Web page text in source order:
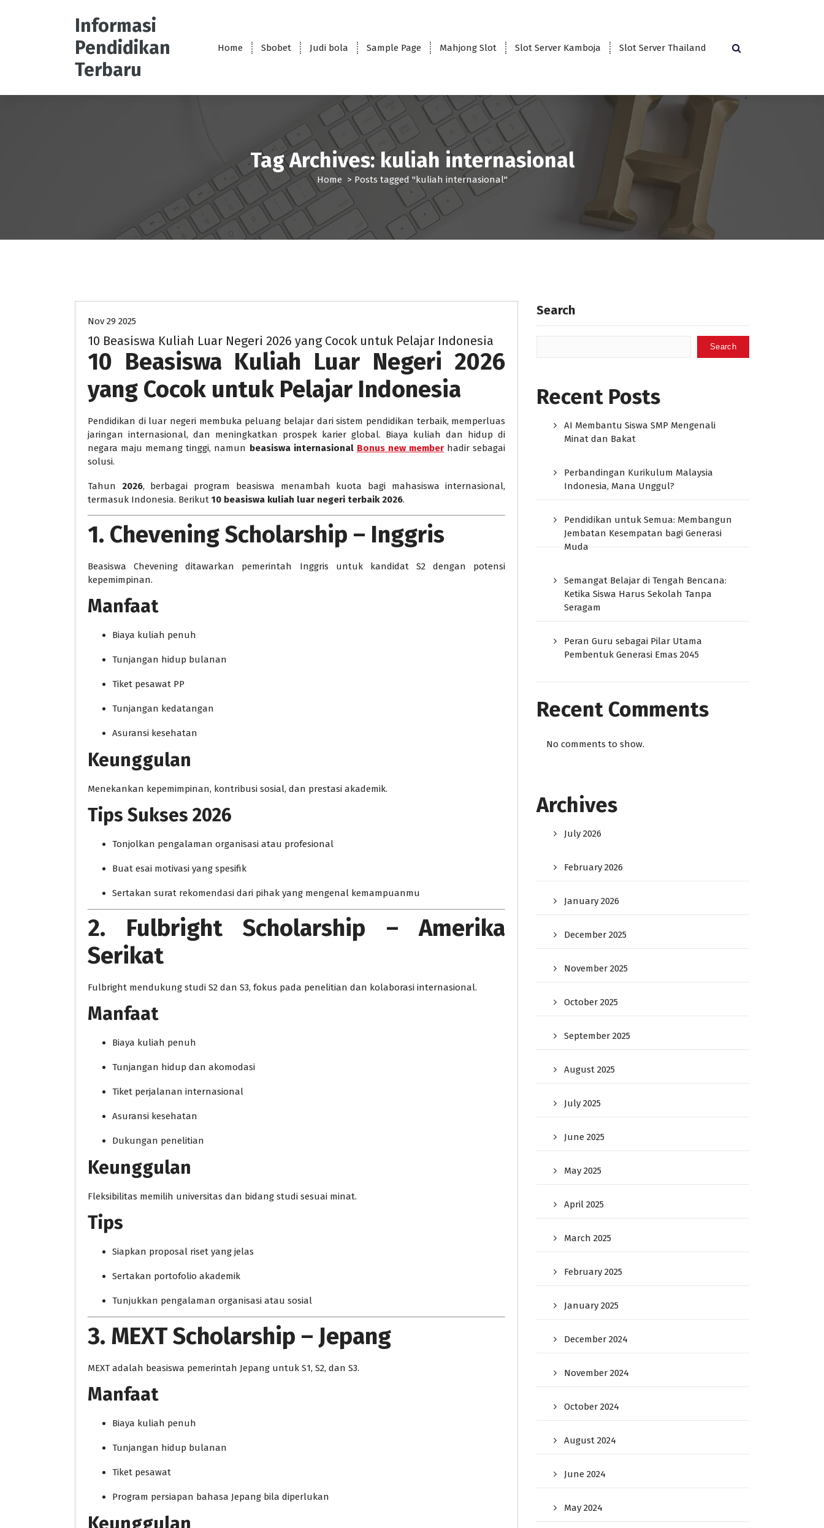
Informasi
Pendidikan
Terbaru
Home Sbobet Judi bola Sample Page Mahjong Slot Slot Server Kamboja Slot Server Thailand
Tag Archives: kuliah internasional
Home > Posts tagged "kuliah internasional"
Nov 29 2025
10 Beasiswa Kuliah Luar Negeri 2026 yang Cocok untuk Pelajar Indonesia
10 Beasiswa Kuliah Luar Negeri 2026
yang Cocok untuk Pelajar Indonesia
Pendidikan di luar negeri membuka peluang belajar dari sistem pendidikan terbaik, memperluas
jaringan internasional, dan meningkatkan prospek karier global. Biaya kuliah dan hidup di
negara maju memang tinggi, namun beasiswa internasional Bonus new member hadir sebagai
solusi.
Tahun 2026, berbagai program beasiswa menambah kuota bagi mahasiswa internasional,
termasuk Indonesia. Berikut 10 beasiswa kuliah luar negeri terbaik 2026.
1. Chevening Scholarship – Inggris
Beasiswa Chevening ditawarkan pemerintah Inggris untuk kandidat S2 dengan potensi
kepemimpinan.
Manfaat
Biaya kuliah penuh
Tunjangan hidup bulanan
Tiket pesawat PP
Tunjangan kedatangan
Asuransi kesehatan
Keunggulan
Menekankan kepemimpinan, kontribusi sosial, dan prestasi akademik.
Tips Sukses 2026
Tonjolkan pengalaman organisasi atau profesional
Buat esai motivasi yang spesifik
Sertakan surat rekomendasi dari pihak yang mengenal kemampuanmu
2. Fulbright Scholarship – Amerika
Serikat
Fulbright mendukung studi S2 dan S3, fokus pada penelitian dan kolaborasi internasional.
Manfaat
Biaya kuliah penuh
Tunjangan hidup dan akomodasi
Tiket perjalanan internasional
Asuransi kesehatan
Dukungan penelitian
Keunggulan
Fleksibilitas memilih universitas dan bidang studi sesuai minat.
Tips
Siapkan proposal riset yang jelas
Sertakan portofolio akademik
Tunjukkan pengalaman organisasi atau sosial
3. MEXT Scholarship – Jepang
MEXT adalah beasiswa pemerintah Jepang untuk S1, S2, dan S3.
Manfaat
Biaya kuliah penuh
Tunjangan hidup bulanan
Tiket pesawat
Program persiapan bahasa Jepang bila diperlukan
Keunggulan
Search
Search
Recent Posts
AI Membantu Siswa SMP Mengenali
Minat dan Bakat
Perbandingan Kurikulum Malaysia
Indonesia, Mana Unggul?
Pendidikan untuk Semua: Membangun
Jembatan Kesempatan bagi Generasi
Muda
Semangat Belajar di Tengah Bencana:
Ketika Siswa Harus Sekolah Tanpa
Seragam
Peran Guru sebagai Pilar Utama
Pembentuk Generasi Emas 2045
Recent Comments
No comments to show.
Archives
July 2026
February 2026
January 2026
December 2025
November 2025
October 2025
September 2025
August 2025
July 2025
June 2025
May 2025
April 2025
March 2025
February 2025
January 2025
December 2024
November 2024
October 2024
August 2024
June 2024
May 2024